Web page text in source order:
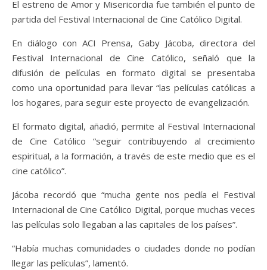
El estreno de Amor y Misericordia fue también el punto de
partida del Festival Internacional de Cine Católico Digital.
En diálogo con ACI Prensa, Gaby Jácoba, directora del
Festival Internacional de Cine Católico, señaló que la
difusión de películas en formato digital se presentaba
como una oportunidad para llevar “las películas católicas a
los hogares, para seguir este proyecto de evangelización.
El formato digital, añadió, permite al Festival Internacional
de Cine Católico “seguir contribuyendo al crecimiento
espiritual, a la formación, a través de este medio que es el
cine católico”.
Jácoba recordó que “mucha gente nos pedía el Festival
Internacional de Cine Católico Digital, porque muchas veces
las películas solo llegaban a las capitales de los países”.
“Había muchas comunidades o ciudades donde no podían
llegar las películas”, lamentó.